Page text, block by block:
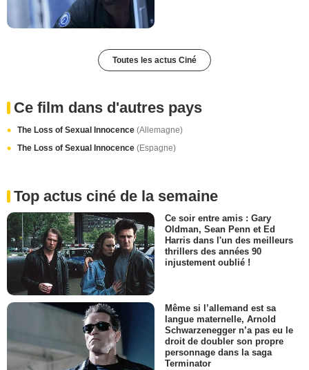
Toutes les actus Ciné
Ce film dans d'autres pays
The Loss of Sexual Innocence (Allemagne)
The Loss of Sexual Innocence (Espagne)
Top actus ciné de la semaine
Ce soir entre amis : Gary
Oldman, Sean Penn et Ed
Harris dans l'un des meilleurs
thrillers des années 90
injustement oublié !
Même si l’allemand est sa
langue maternelle, Arnold
Schwarzenegger n’a pas eu le
droit de doubler son propre
personnage dans la saga
Terminator